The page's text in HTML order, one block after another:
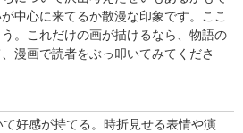
中心に来てるか散漫な印象です。ここ
。これだけの画が描けるなら、物語の
漫画で読者をぶっ叩いてみてくださ
好感が持てる。時折見せる表情や演